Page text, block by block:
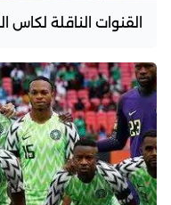
القنوات الناقلة لكاس العالم 2018 مجانا على